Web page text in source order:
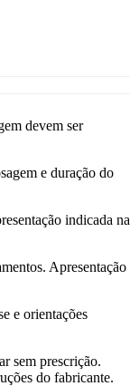
devem ser
e duração do
indicada na
Apresentação
e orientações
sem prescrição.
do fabricante.